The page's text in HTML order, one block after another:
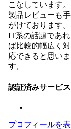
こなしています。
製品レビューも手
がけております。
IT系の話題であれ
ば比較的幅広く対
応できると思いま
す。
認証済みサービス
プロフィールを表